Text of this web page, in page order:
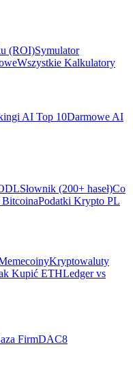
(ROI)Symulator
Wszystkie Kalkulatory
AI Top 10Darmowe AI
Słownik (200+ haseł)Co
Podatki Krypto PL
Kryptowaluty
Kupić ETHLedger vs
FirmDAC8